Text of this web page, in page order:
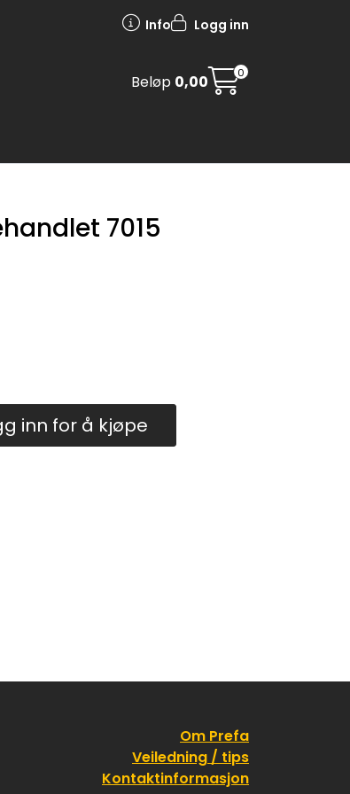
Info Logg inn
Beløp 0,00 0
7015
inn for å kjøpe
Om Prefa
Veiledning / tips
Kontaktinformasjon